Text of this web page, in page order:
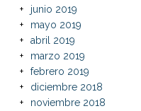
junio 2019
mayo 2019
abril 2019
marzo 2019
febrero 2019
diciembre 2018
noviembre 2018